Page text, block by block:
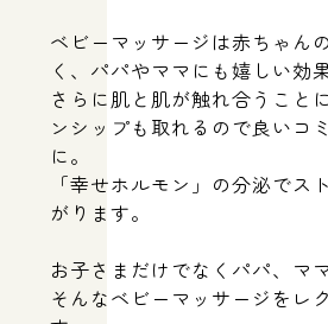
ベビーマッサージは赤ちゃん
く、パパやママにも嬉しい効
さらに肌と肌が触れ合うこと
ンシップも取れるので良いコ
に。
「幸せホルモン」の分泌でス
がります。
お子さまだけでなくパパ、マ
そんなベビーマッサージをレ